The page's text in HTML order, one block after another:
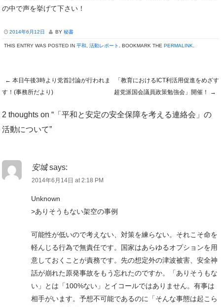
の中で声を挙げて下さい！
2014年6月12日 BY 秘書
THIS ENTRY WAS POSTED IN 平和 活動レポート . BOOKMARK THE PERMALINK
Post navigation
← 本日午後3時より党首討論が行われま
す！(事務所だより)
「教育におけるICT利活用促進をめざす
超党派国会議員政策勉強会」開催！
→
2 thoughts on “ 「平和と安定の安全保障を考える連絡会」の
活動について”
安城 says:
2014年6月14日 at 2:18 PM
Unknown
>ありそうもない架空の事例
可能性が低いので考えない、対策を練らない。それこそ命を
軽んじる行為で無責任です。国家はあらゆるオプションを用
意しておくことが責務です。先の想定外の津波被害、安全神
話が崩れた原発事故をもう忘れたのですか。「ありそうもな
い」とは「100%ない」とイコールではありません。有事は
相手がいます。予想不可能であるのに「そんな事態は起こら